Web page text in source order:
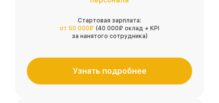
Стартовая зарплата:
от 50 000₽ (40 000₽ оклад + KPI
за нанятого сотрудника)
Узнать подробнее